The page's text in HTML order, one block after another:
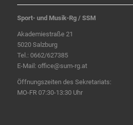
Sport- und Musik-Rg / SSM
Akademiestraße 21
5020 Salzburg
Tel.: 0662/627385
E-Mail: office@sum-rg.at
Öffnungszeiten des Sekretariats:
MO-FR 07:30-13:30 Uhr